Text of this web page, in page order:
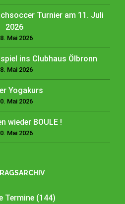
Turnier am 11. Juli
2026
Mai 2026
ins Clubhaus Ölbronn
Mai 2026
Yogakurs
Mai 2026
wieder BOULE !
Mai 2026
Termine (144)